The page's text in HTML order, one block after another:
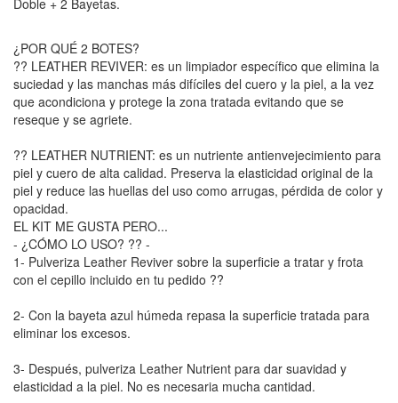
Doble + 2 Bayetas.
¿POR QUÉ 2 BOTES?
?? LEATHER REVIVER: es un limpiador específico que elimina la
suciedad y las manchas más difíciles del cuero y la piel, a la vez
que acondiciona y protege la zona tratada evitando que se
reseque y se agriete.
?? LEATHER NUTRIENT: es un nutriente antienvejecimiento para
piel y cuero de alta calidad. Preserva la elasticidad original de la
piel y reduce las huellas del uso como arrugas, pérdida de color y
opacidad.
EL KIT ME GUSTA PERO...
- ¿CÓMO LO USO? ?? -
1- Pulveriza Leather Reviver sobre la superficie a tratar y frota
con el cepillo incluido en tu pedido ??
2- Con la bayeta azul húmeda repasa la superficie tratada para
eliminar los excesos.
3- Después, pulveriza Leather Nutrient para dar suavidad y
elasticidad a la piel. No es necesaria mucha cantidad.